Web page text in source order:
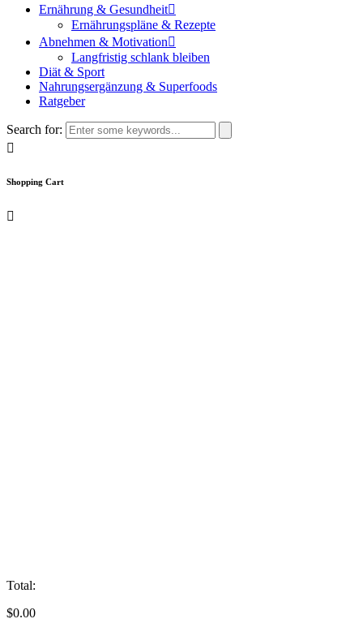
Ernährung & Gesundheit
Ernährungspläne & Rezepte
Abnehmen & Motivation
Langfristig schlank bleiben
Diät & Sport
Nahrungsergänzung & Superfoods
Ratgeber
Search for:
Shopping Cart
Total:
$0.00